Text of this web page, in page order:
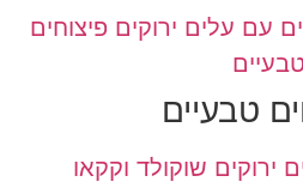
טבעיים